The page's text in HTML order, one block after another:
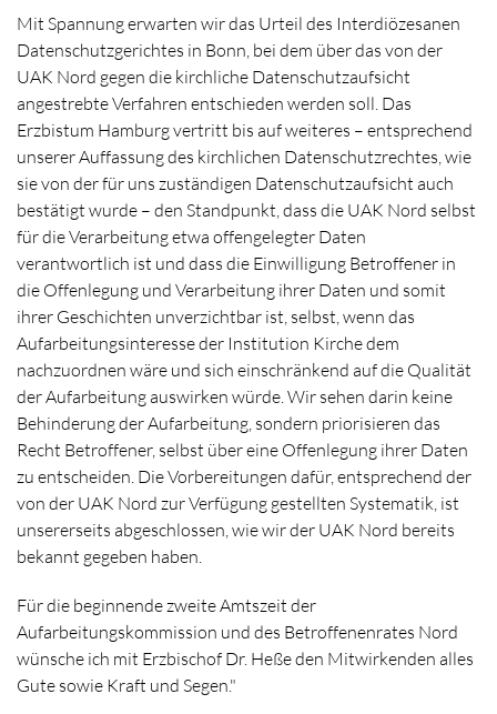
Mit Spannung erwarten wir das Urteil des Interdiözesanen
Datenschutzgerichtes in Bonn, bei dem über das von der
UAK Nord gegen die kirchliche Datenschutzaufsicht
angestrebte Verfahren entschieden werden soll. Das
Erzbistum Hamburg vertritt bis auf weiteres – entsprechend
unserer Auffassung des kirchlichen Datenschutzrechtes, wie
sie von der für uns zuständigen Datenschutzaufsicht auch
bestätigt wurde – den Standpunkt, dass die UAK Nord selbst
für die Verarbeitung etwa offengelegter Daten
verantwortlich ist und dass die Einwilligung Betroffener in
die Offenlegung und Verarbeitung ihrer Daten und somit
ihrer Geschichten unverzichtbar ist, selbst, wenn das
Aufarbeitungsinteresse der Institution Kirche dem
nachzuordnen wäre und sich einschränkend auf die Qualität
der Aufarbeitung auswirken würde. Wir sehen darin keine
Behinderung der Aufarbeitung, sondern priorisieren das
Recht Betroffener, selbst über eine Offenlegung ihrer Daten
zu entscheiden. Die Vorbereitungen dafür, entsprechend der
von der UAK Nord zur Verfügung gestellten Systematik, ist
unsererseits abgeschlossen, wie wir der UAK Nord bereits
bekannt gegeben haben.
Für die beginnende zweite Amtszeit der
Aufarbeitungskommission und des Betroffenenrates Nord
wünsche ich mit Erzbischof Dr. Heße den Mitwirkenden alles
Gute sowie Kraft und Segen."